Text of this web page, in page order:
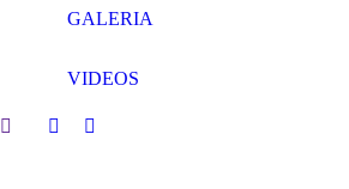
GALERIA
VIDEOS
Search:
Facebook
Twitter